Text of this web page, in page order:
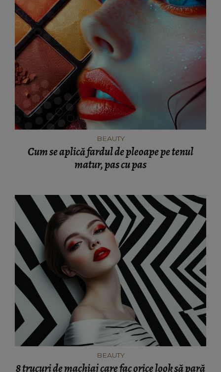
BEAUTY
Cum se aplică fardul de pleoape pe tenul
matur, pas cu pas
BEAUTY
8 trucuri de machiaj care fac orice look să pară